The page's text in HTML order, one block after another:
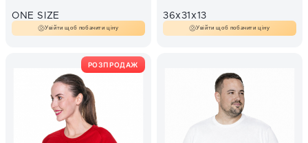
ONE SIZE
Увійти щоб побачити ціну
36x31x13
Увійти щоб побачити ціну
РОЗПРОДАЖ